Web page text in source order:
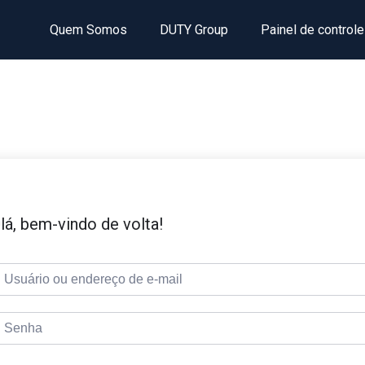
Quem Somos DUTY Group Painel de controle
bem-vindo de volta!